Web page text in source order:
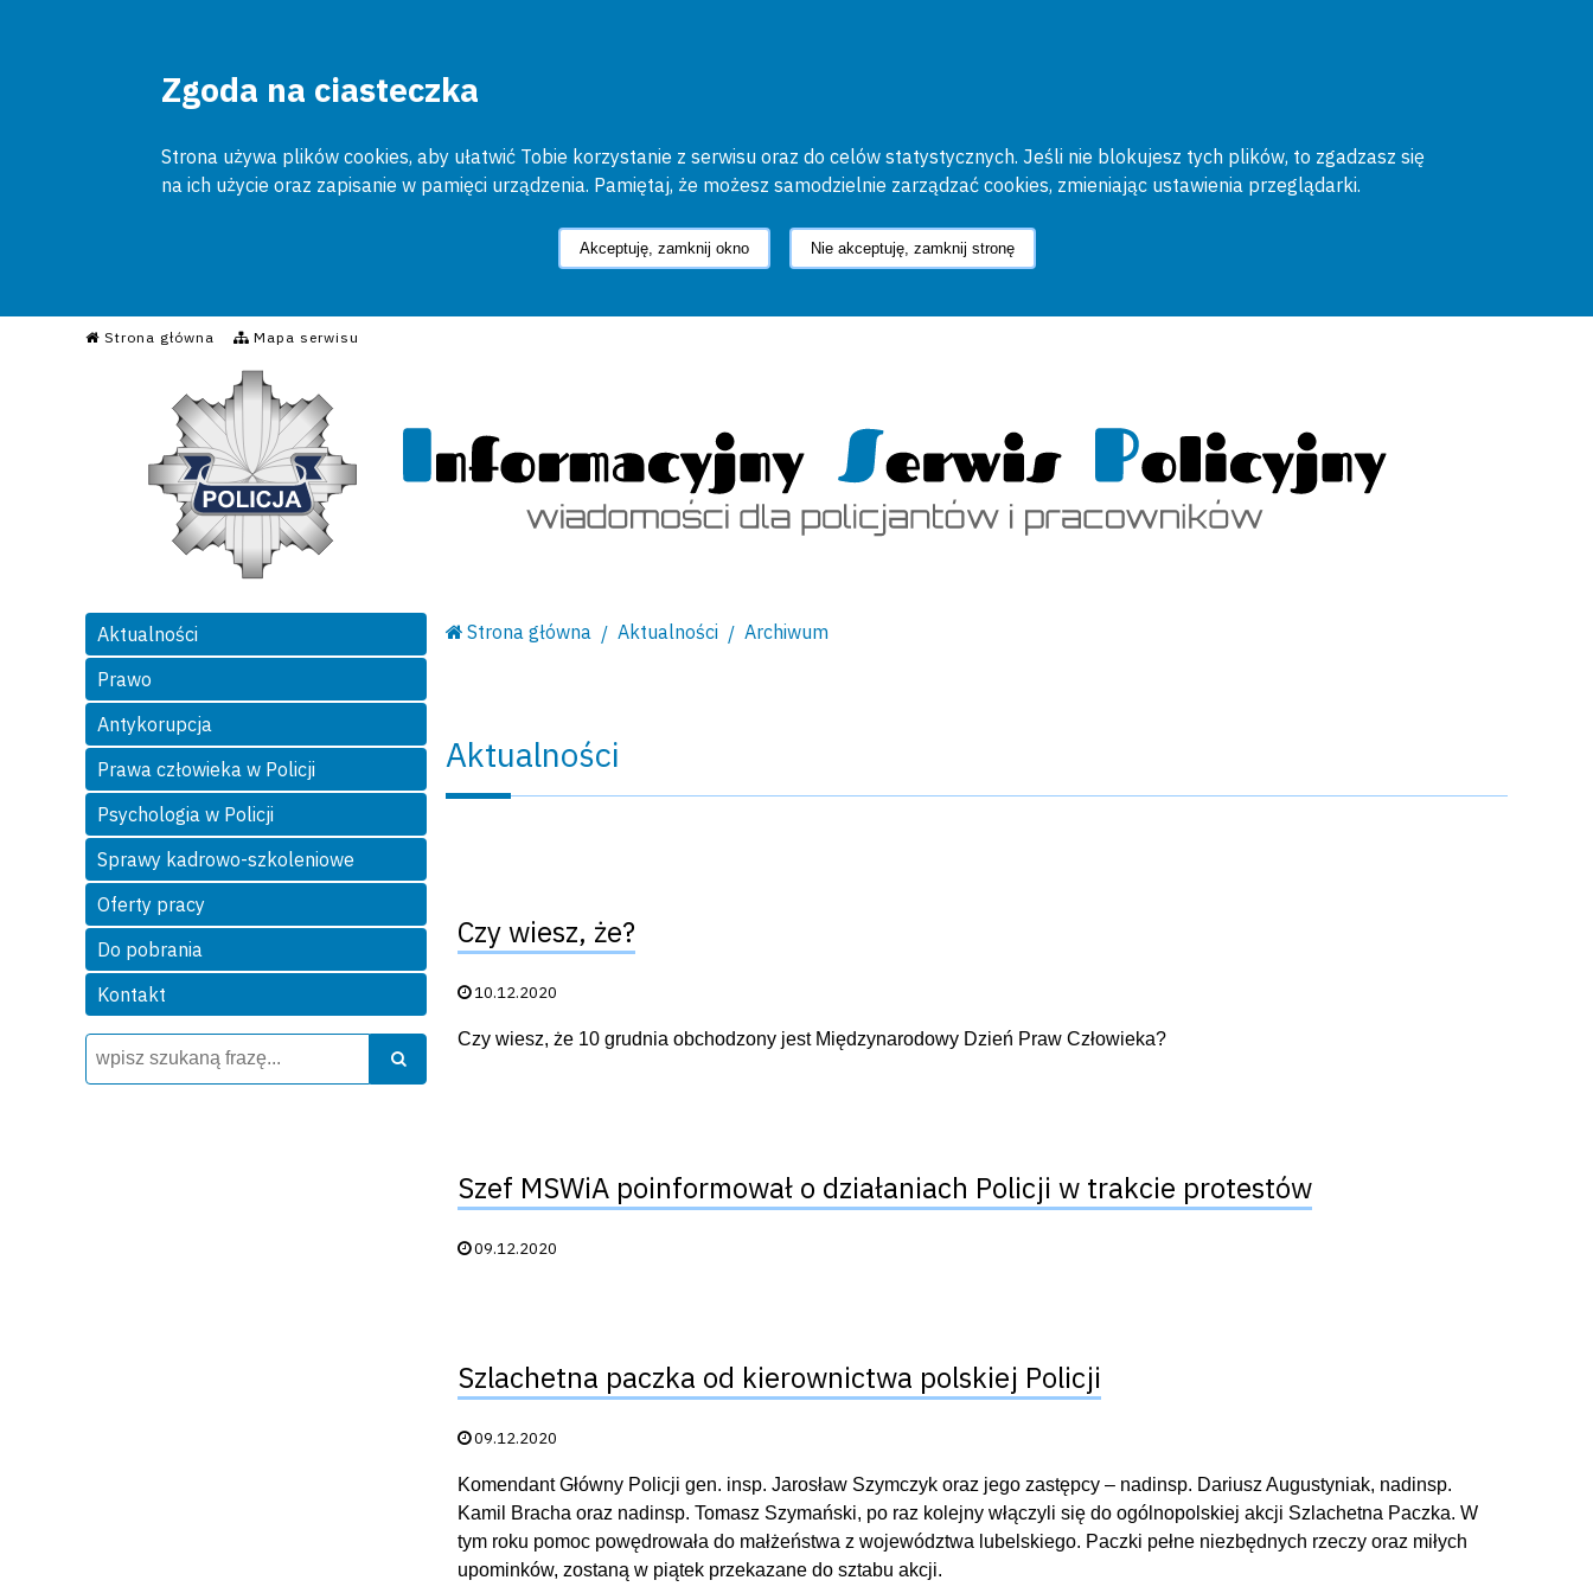
Zgoda na ciasteczka
Strona używa plików cookies, aby ułatwić Tobie korzystanie z serwisu oraz do celów statystycznych. Jeśli nie blokujesz tych plików, to zgadzasz się
na ich użycie oraz zapisanie w pamięci urządzenia. Pamiętaj, że możesz samodzielnie zarządzać cookies, zmieniając ustawienia przeglądarki.
Akceptuję, zamknij okno Nie akceptuję, zamknij stronę
Strona główna Mapa serwisu
Informacyjny Serwis Policyjny
Aktualności
Prawo
Antykorupcja
Prawa człowieka w Policji
Psychologia w Policji
Sprawy kadrowo-szkoleniowe
Oferty pracy
Do pobrania
Kontakt
Wyszukiwarka
Szukaj
Strona główna Aktualności Archiwum
Aktualności
Czy wiesz, że?
Data publikacji:
10.12.2020
Czy wiesz, że 10 grudnia obchodzony jest Międzynarodowy Dzień Praw Człowieka?
Szef MSWiA poinformował o działaniach Policji w trakcie protestów
Data publikacji:
09.12.2020
Szlachetna paczka od kierownictwa polskiej Policji
Data publikacji:
09.12.2020
Komendant Główny Policji gen. insp. Jarosław Szymczyk oraz jego zastępcy – nadinsp. Dariusz Augustyniak, nadinsp.
Kamil Bracha oraz nadinsp. Tomasz Szymański, po raz kolejny włączyli się do ogólnopolskiej akcji Szlachetna Paczka. W
tym roku pomoc powędrowała do małżeństwa z województwa lubelskiego. Paczki pełne niezbędnych rzeczy oraz miłych
upominków, zostaną w piątek przekazane do sztabu akcji.